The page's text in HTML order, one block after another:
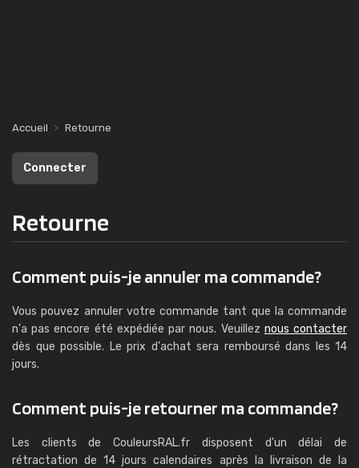
Accueil Retourne
Connecter
Retourne
Comment puis-je annuler ma commande?
Vous pouvez annuler votre commande tant que la commande
n'a pas encore été expédiée par nous. Veuillez nous contacter
dès que possible. Le prix d'achat sera remboursé dans les 14
jours.
Comment puis-je retourner ma commande?
Les clients de CouleursRAL.fr disposent d'un délai de
rétractation de 14 jours calendaires après la livraison de la